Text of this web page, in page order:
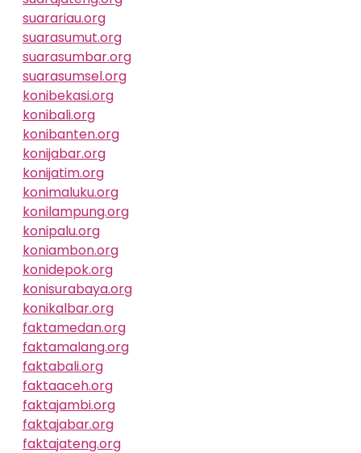
suarariau.org
suarasumut.org
suarasumbar.org
suarasumsel.org
konibekasi.org
konibali.org
konibanten.org
konijabar.org
konijatim.org
konimaluku.org
konilampung.org
konipalu.org
koniambon.org
konidepok.org
konisurabaya.org
konikalbar.org
faktamedan.org
faktamalang.org
faktabali.org
faktaaceh.org
faktajambi.org
faktajabar.org
faktajateng.org